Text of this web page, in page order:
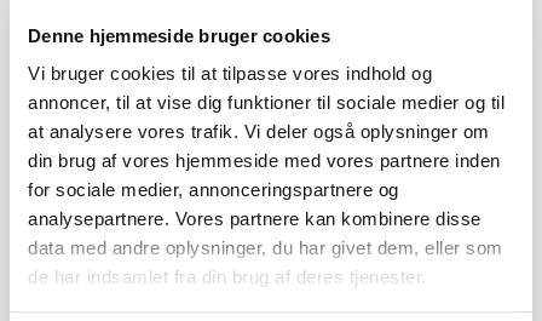
Denne hjemmeside bruger cookies
Vi bruger cookies til at tilpasse vores indhold og
annoncer, til at vise dig funktioner til sociale medier og til
at analysere vores trafik. Vi deler også oplysninger om
din brug af vores hjemmeside med vores partnere inden
for sociale medier, annonceringspartnere og
analysepartnere. Vores partnere kan kombinere disse
data med andre oplysninger, du har givet dem, eller som
de har indsamlet fra din brug af deres tjenester.